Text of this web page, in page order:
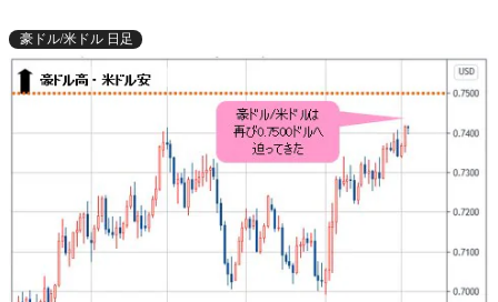
豪ドル/米ドル 日足